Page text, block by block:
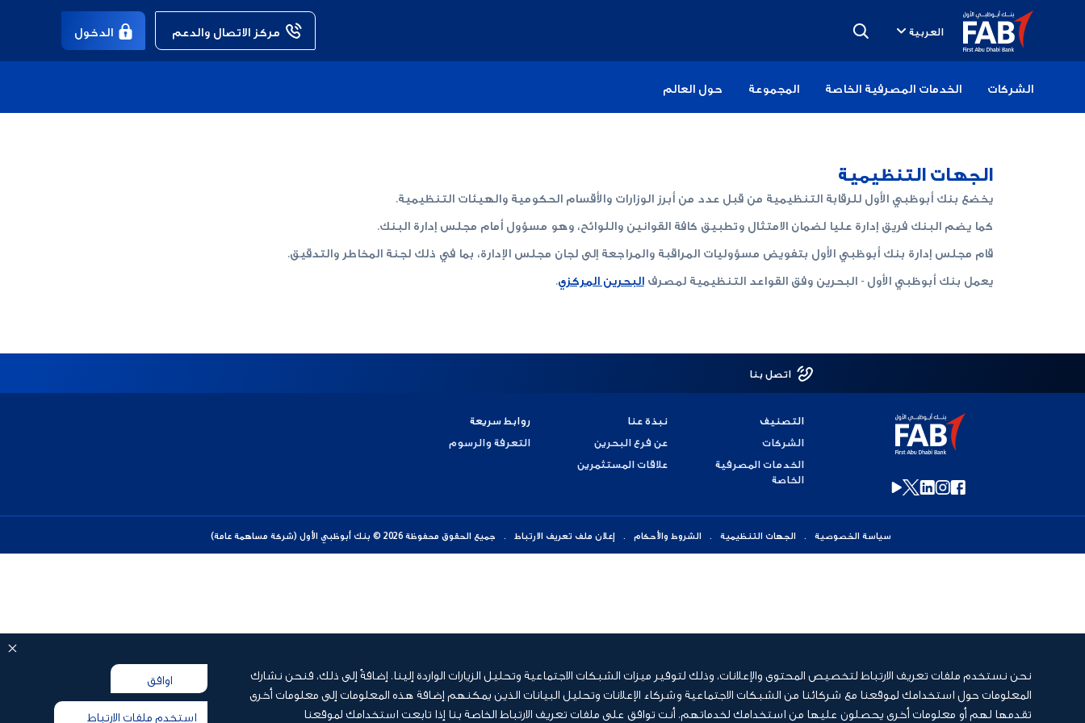
نحن نستخدم ملفات تعريف الارتباط لتخصيص المحتوى والإعلانات، وذلك لتوفير ميزات الشبكات الاجتماعية وتحليل الزيارات الواردة إلينا. إضافةً إلى ذلك، فنحن نشارك
المعلومات حول استخدامك لموقعنا مع شركائنا من الشبكات الاجتماعية وشركاء الإعلانات وتحليل البيانات الذين يمكنهم إضافة هذه المعلومات إلى معلومات أخرى
تقدمها لهم أو معلومات أخرى يحصلون عليها من استخدامك لخدماتهم. أنت توافق على ملفات تعريف الارتباط الخاصة بنا إذا تابعت استخدامك لموقعنا
اوافق
استخدم ملفات الارتباط
العربية مركز الاتصال والدعم الدخول
الشركات الخدمات المصرفية الخاصة المجموعة حول العالم
الجهات التنظيمية
يخضع بنك أبوظبي الأول للرقابة التنظيمية من قبل عدد من أبرز الوزارات والأقسام الحكومية والهيئات التنظيمية.
كما يضم البنك فريق إدارة عليا لضمان الامتثال وتطبيق كافة القوانين واللوائح، وهو مسؤول أمام مجلس إدارة البنك.
قام مجلس إدارة بنك أبوظبي الأول بتفويض مسؤوليات المراقبة والمراجعة إلى لجان مجلس الإدارة، بما في ذلك لجنة المخاطر والتدقيق.
يعمل بنك أبوظبي الأول - البحرين وفق القواعد التنظيمية لمصرفالبحرين المركزي.
اتصل بنا
التصنيف
الشركات
الخدمات المصرفية
الخاصة
نبذة عنا
عن فرع البحرين
علاقات المستثمرين
روابط سريعة
التعرفة والرسوم
سياسة الخصوصية الجهات التنظيمية الشروط والأحكام إعلان ملف تعريف الارتباط جميع الحقوق محفوظة 2026 © بنك أبوظبي الأول (شركة مساهمة عامة)